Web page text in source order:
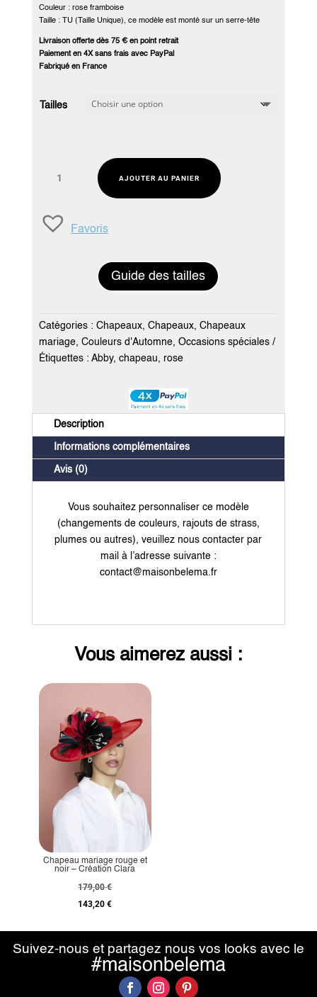
Couleur : rose framboise
Taille : TU (Taille Unique), ce modèle est monté sur un serre-tête
Livraison offerte dès 75 € en point retrait
Paiement en 4X sans frais avec PayPal
Fabriqué en France
Tailles
mariage
rose
AJOUTER AU PANIER
Favoris
Guide des tailles
Catégories : Chapeaux, Chapeaux, Chapeaux
mariage, Couleurs d'Automne, Occasions spéciales
Étiquettes : Abby, chapeau, rose
Description
Informations complémentaires
Avis (0)
Vous souhaitez personnaliser ce modèle
(changements de couleurs, rajouts de strass,
plumes ou autres), veuillez nous contacter par
mail à l’adresse suivante :
contact@maisonbelema.fr
Vous aimerez aussi :
Chapeau mariage rouge et
noir – Création Clara
179,00€
143,20€
Suivez-nous et partagez nous vos looks avec le
#maisonbelema